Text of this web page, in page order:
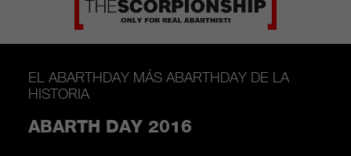
EL ABARTHDAY MÁS ABARTHDAY DE LA
HISTORIA
ABARTH DAY 2016